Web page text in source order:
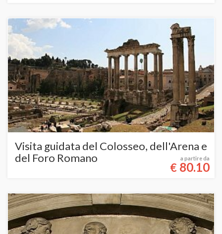
Visita guidata del Colosseo, dell'Arena e
del Foro Romano
a partire da
€ 80.10